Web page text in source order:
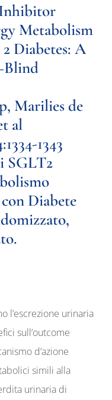
Metabolism
Diabetes: A
Marilies de
al
1343
SGLT2
Diabete
l’escrezione urinaria
sull’outcome
d’azione
simili alla
urinaria di